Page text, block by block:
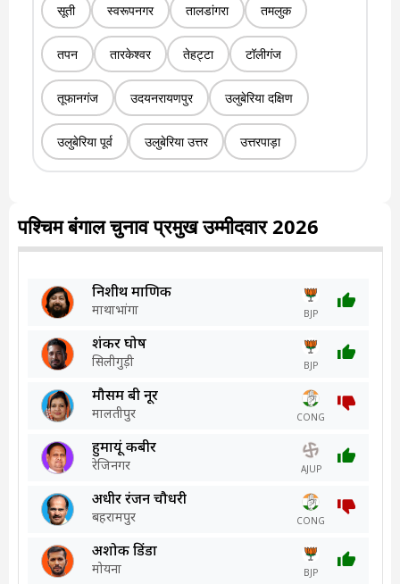
सूती स्वरूपनगर तालडांगरा तमलुक
तपन तारकेश्वर तेहट्टा टॉलीगंज
तूफानगंज उदयनरायणपुर उलुबेरिया दक्षिण
उलुबेरिया पूर्व उलुबेरिया उत्तर उत्तरपाड़ा
पश्चिम बंगाल चुनाव प्रमुख उम्मीदवार 2026